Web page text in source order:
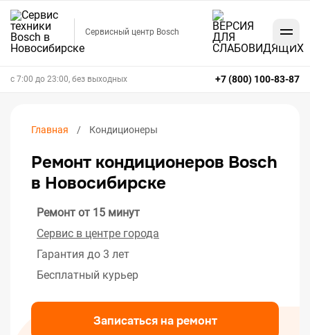
Сервисный центр Bosch
+7 (800) 100-83-87
с 7:00 до 23:00, без выходных
Главная Кондиционеры
Ремонт кондиционеров Bosch
в Новосибирске
Ремонт от 15 минут
Сервис в центре города
Гарантия до 3 лет
Бесплатный курьер
Записаться на ремонт